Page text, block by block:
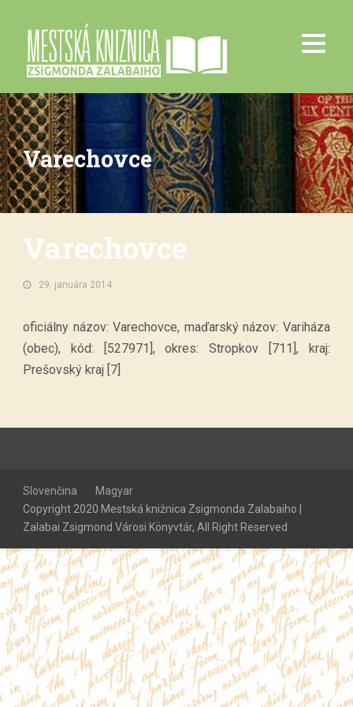
Varechovce
Varechovce
29. januára 2014.
oficiálny názov: Varechovce, maďarský názov: Variháza
(obec), kód: [527971], okres: Stropkov [711], kraj:
Prešovský kraj [7]
Slovenčina
Magyar
Copyright 2020 Mestská knižnica Zsigmonda Zalabaiho |
Zalabai Zsigmond Városi Könyvtár, All Right Reserved